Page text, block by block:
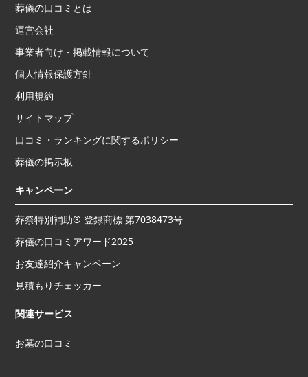
葬儀の口コミとは
運営会社
事業者向け・掲載情報について
個人情報保護方針
利用規約
サイトマップ
口コミ・ランキングに関するポリシー
葬儀の掲示板
キャンペーン
葬祭特別補助® 登録商標 第7038473号
葬儀の口コミアワード2025
お友達紹介キャンペーン
見積もりチェッカー
関連サービス
お墓の口コミ